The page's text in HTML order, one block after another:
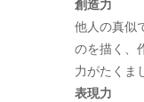
創造力
他人の真似
のを描く、
力がたくま
表現力